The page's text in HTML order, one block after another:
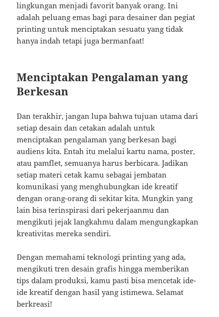
lingkungan menjadi favorit banyak orang. Ini
adalah peluang emas bagi para desainer dan pegiat
printing untuk menciptakan sesuatu yang tidak
hanya indah tetapi juga bermanfaat!
Menciptakan Pengalaman yang
Berkesan
Dan terakhir, jangan lupa bahwa tujuan utama dari
setiap desain dan cetakan adalah untuk
menciptakan pengalaman yang berkesan bagi
audiens kita. Entah itu melalui kartu nama, poster,
atau pamflet, semuanya harus berbicara. Jadikan
setiap materi cetak kamu sebagai jembatan
komunikasi yang menghubungkan ide kreatif
dengan orang-orang di sekitar kita. Mungkin yang
lain bisa terinspirasi dari pekerjaanmu dan
mengikuti jejak langkahmu dalam mengungkapkan
kreativitas mereka sendiri.
Dengan memahami teknologi printing yang ada,
mengikuti tren desain grafis hingga memberikan
tips dalam produksi, kamu pasti bisa mencetak ide-
ide kreatif dengan hasil yang istimewa. Selamat
berkreasi!